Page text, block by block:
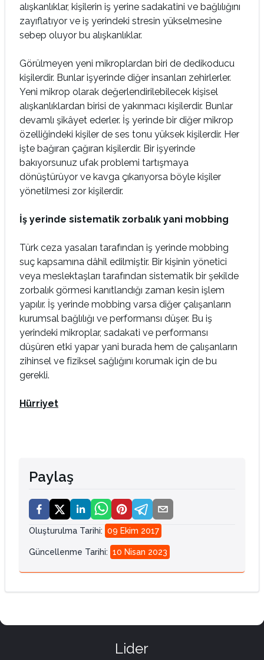
alışkanlıklar, kişilerin iş yerine sadakatini ve bağlılığını
zayıflatıyor ve iş yerindeki stresin yükselmesine
sebep oluyor bu alışkanlıklar.
Görülmeyen yeni mikroplardan biri de dedikoducu
kişilerdir. Bunlar işyerinde diğer insanları zehirlerler.
Yeni mikrop olarak değerlendirilebilecek kişisel
alışkanlıklardan birisi de yakınmacı kişilerdir. Bunlar
devamlı şikâyet ederler. İş yerinde bir diğer mikrop
özelliğindeki kişiler de ses tonu yüksek kişilerdir. Her
işte bağıran çağıran kişilerdir. Bir işyerinde
bakıyorsunuz ufak problemi tartışmaya
dönüştürüyor ve kavga çıkarıyorsa böyle kişiler
yönetilmesi zor kişilerdir.
İş yerinde sistematik zorbalık yani mobbing
Türk ceza yasaları tarafından iş yerinde mobbing
suç kapsamına dâhil edilmiştir. Bir kişinin yönetici
veya meslektaşları tarafından sistematik bir şekilde
zorbalık görmesi kanıtlandığı zaman kesin işlem
yapılır. İş yerinde mobbing varsa diğer çalışanların
kurumsal bağlılığı ve performansı düşer. Bu iş
yerindeki mikroplar, sadakati ve performansı
düşüren etki yapar yani burada hem de çalışanların
zihinsel ve fiziksel sağlığını korumak için de bu
gerekli.
Hürriyet
Paylaş
Oluşturulma Tarihi: 09 Ekim 2017
Güncellenme Tarihi: 10 Nisan 2023
Lider